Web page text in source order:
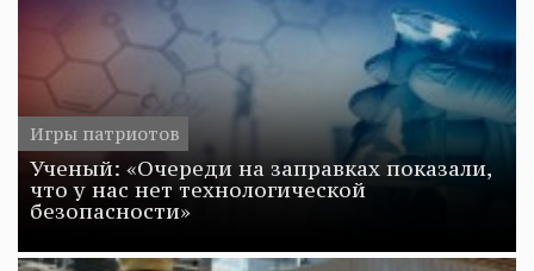
Игры патриотов
Ученый: «Очереди на заправках показали,
что у нас нет технологической
безопасности»